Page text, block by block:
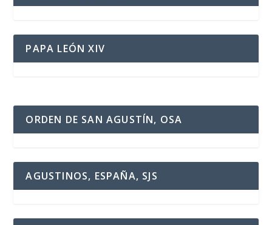
PAPA LEÓN XIV
ORDEN DE SAN AGUSTÍN, OSA
AGUSTINOS, ESPAÑA, SJS